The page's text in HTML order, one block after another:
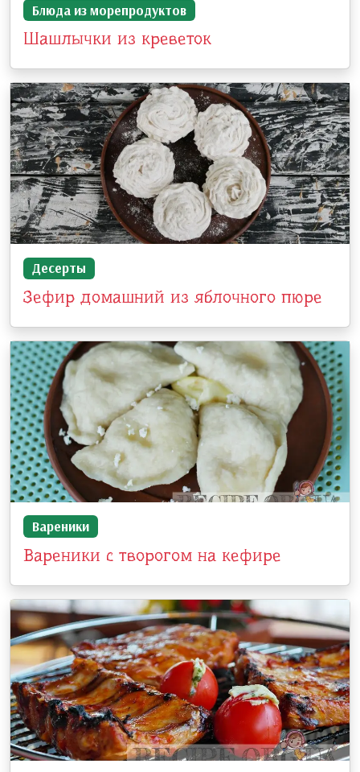
Блюда из морепродуктов
Шашлычки из креветок
Десерты
Зефир домашний из яблочного пюре
Вареники
Вареники с творогом на кефире